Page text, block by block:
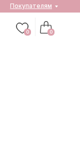
0
0
Покупателям